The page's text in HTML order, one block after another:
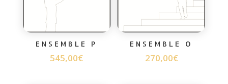
ENSEMBLE P
545,00€
ENSEMBLE O
270,00€